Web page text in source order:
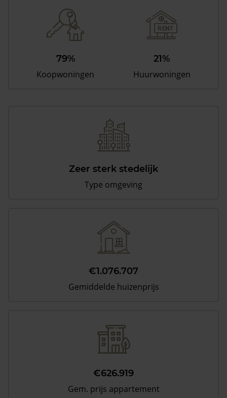
79%
Koopwoningen
21%
Huurwoningen
Zeer sterk stedelijk
Type omgeving
€1.076.707
Gemiddelde huizenprijs
€626.919
Gem. prijs appartement